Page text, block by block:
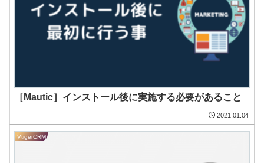
［Mautic］インストール後に実施する必要があること
2021.01.04
VtigerCRM